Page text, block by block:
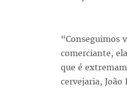
“Conseguimos
comerciante,
que é
cervejaria, João